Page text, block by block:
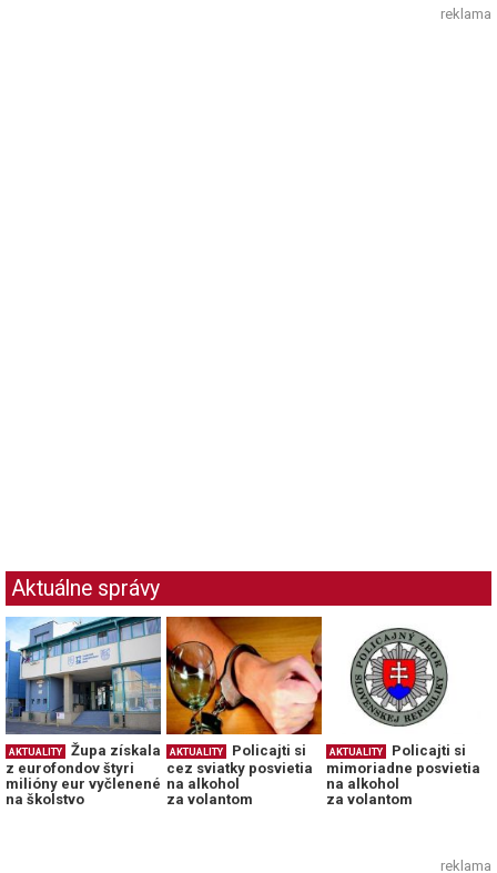
reklama
Aktuálne správy
AKTUALITY
Župa získala
z eurofondov štyri
milióny eur vyčlenené
na školstvo
AKTUALITY
Policajti si
cez sviatky posvietia
na alkohol
za volantom
AKTUALITY
Policajti si
mimoriadne posvietia
na alkohol
za volantom
reklama